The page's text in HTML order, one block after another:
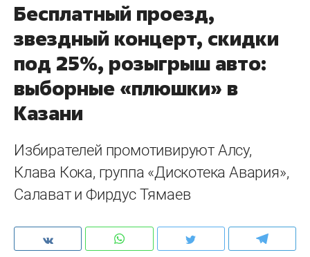
Бесплатный проезд,
звездный концерт, скидки
под 25%, розыгрыш авто:
выборные «плюшки» в
Казани
Избирателей промотивируют Алсу,
Клава Кока, группа «Дискотека Авария»,
Салават и Фирдус Тямаев